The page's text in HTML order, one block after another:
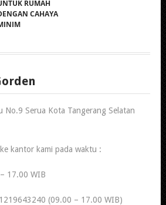
RUMAH
CAHAYA
No.9 Serua Kota Tangerang Selatan
kantor kami pada waktu :
17.00 WIB
(09.00 – 17.00 WIB)